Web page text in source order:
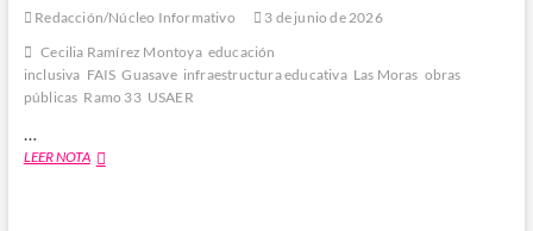
Redacción/Núcleo Informativo
3 de junio de 2026
Cecilia Ramírez Montoya educación
inclusiva FAIS Guasave infraestructura educativa Las Moras obras
públicas Ramo 33 USAER
…
LEER NOTAInvierten